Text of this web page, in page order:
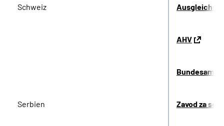
Schweiz
AHV
Bundesamt
Serbien Zavod za